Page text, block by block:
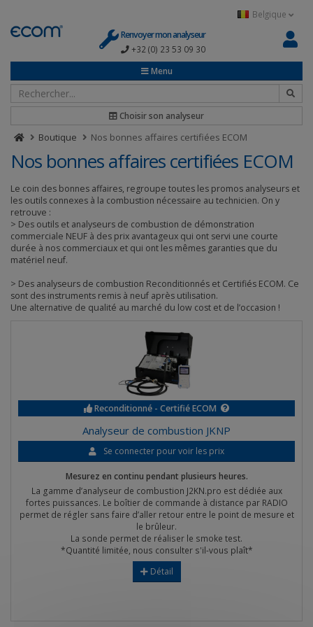
Belgique
Renvoyer mon analyseur
+32 (0) 23 53 09 30
Menu
Choisir son analyseur
Boutique Nos bonnes affaires certifiées ECOM
Nos bonnes affaires certifiées ECOM
Le coin des bonnes affaires, regroupe toutes les promos analyseurs et
les outils connexes à la combustion nécessaire au technicien. On y
retrouve :
> Des outils et analyseurs de combustion de démonstration
commerciale NEUF à des prix avantageux qui ont servi une courte
durée à nos commerciaux et qui ont les mêmes garanties que du
matériel neuf.
> Des analyseurs de combustion Reconditionnés et Certifiés ECOM. Ce
sont des instruments remis à neuf après utilisation.
Une alternative de qualité au marché du low cost et de l’occasion !
Reconditionné - Certifié ECOM
Analyseur de combustion JKNP
Se connecter pour voir les prix
Mesurez en continu pendant plusieurs heures.
La gamme d’analyseur de combustion J2KN.pro est dédiée aux
fortes puissances. Le boîtier de commande à distance par RADIO
permet de régler sans faire d’aller retour entre le point de mesure et
le brûleur.
La sonde permet de réaliser le smoke test.
*Quantité limitée, nous consulter s'il-vous plaît*
Détail